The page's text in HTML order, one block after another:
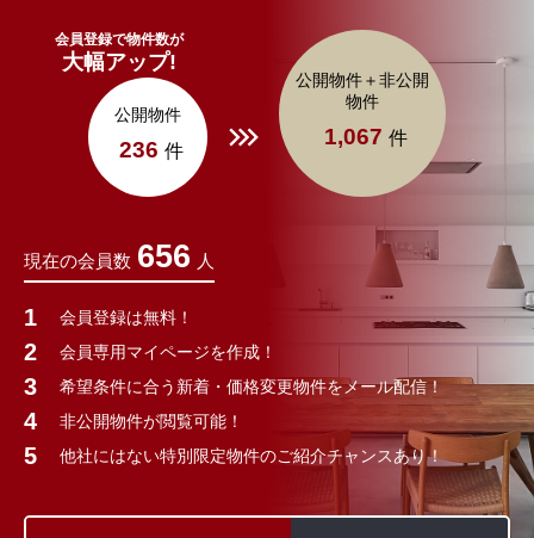
会員登録で物件数が
大幅アップ!
公開物件
236 件
公開物件＋非公開
物件
1,067 件
現在の会員数 656 人
会員登録は無料！
会員専用マイページを作成！
希望条件に合う新着・価格変更物件をメール配信！
非公開物件が閲覧可能！
他社にはない特別限定物件のご紹介チャンスあり！